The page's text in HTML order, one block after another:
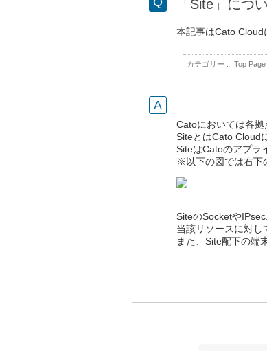
「Site」につ
本記事はCato Cloud
カテゴリー : Top Page
Catoにおいては各拠
SiteとはCato Cloud
SiteはCatoのアプラ
※以下の図では右下
SiteのSocketや
当該リソースに対し
また、Site配下の端